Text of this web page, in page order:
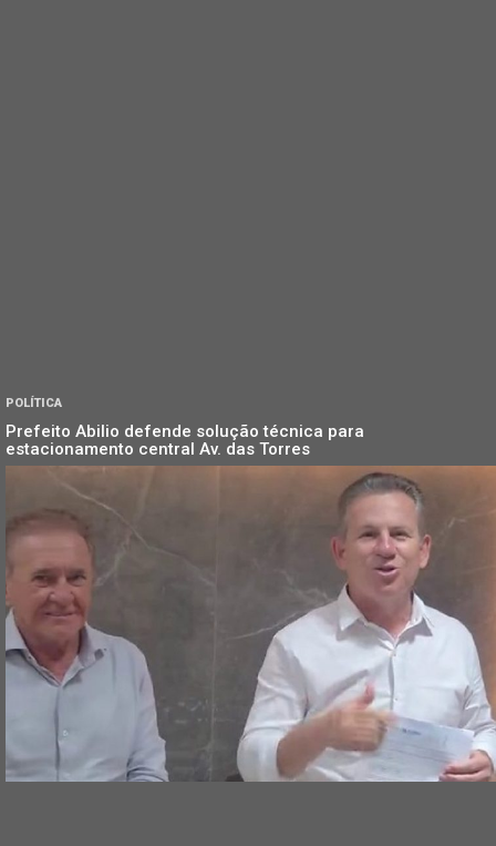
POLÍTICA
Prefeito Abilio defende solução técnica para
estacionamento central Av. das Torres